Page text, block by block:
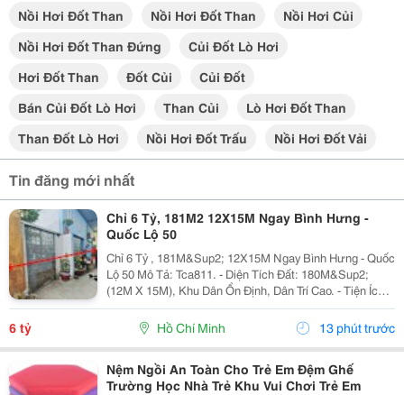
Nồi Hơi Đốt Than
Nồi Hơi Đốt Than
Nồi Hơi Củi
Nồi Hơi Đốt Than Đứng
Củi Đốt Lò Hơi
Hơi Đốt Than
Đốt Củi
Củi Đốt
Bán Củi Đốt Lò Hơi
Than Củi
Lò Hơi Đốt Than
Than Đốt Lò Hơi
Nồi Hơi Đốt Trấu Nồi Hơi Đốt Vải
Tin đăng mới nhất
Chỉ 6 Tỷ, 181M2 12X15M Ngay Bình Hưng -
Quốc Lộ 50
Chỉ 6 Tỷ , 181M&Sup2; 12X15M Ngay Bình Hưng - Quốc
Lộ 50 Mô Tả: Tca811. - Diện Tích Đất: 180M&Sup2;
(12M X 15M), Khu Dân Ổn Định, Dân Trí Cao. - Tiện Ích:
Nhà Sát Kdc Đồng Bộ, Cạnh Hxh Văn Tiến Dũng, Kdc
Gia Hoà, Gần Công Viên, Trường Mầm...
6 tỷ Hồ Chí Minh 13 phút trước
Nệm Ngồi An Toàn Cho Trẻ Em Đệm Ghế
Trường Học Nhà Trẻ Khu Vui Chơi Trẻ Em